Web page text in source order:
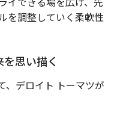
を調整していく柔軟性
思い描く
、デロイト トーマツが